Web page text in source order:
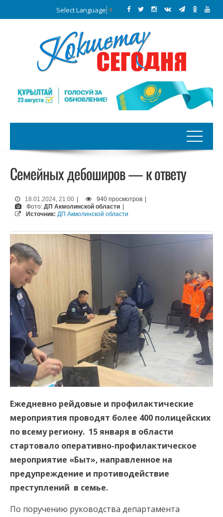
Select Language ▼
Семейных дебоширов — к ответу
18.01.2024, 21:00 940 просмотров
Фото: ДП Акмолинской области
Источник: ДП Акмолинской области
Ежедневно рейдовые и профилактические
мероприятия проводят более 400 полицейских
по всему региону. 15 января в области
стартовало оперативно-профилактическое
мероприятие «Быт», направленное на
предупреждение и противодействие
преступлений в семье.
По поручению руководства департамента